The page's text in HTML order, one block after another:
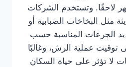
لاحقًا. وتستخدم الشركات
مثل البخاخات الضبابية أو
الجرعات المناسبة حسب
توقيت عملية الرش، وغالبًا
لا تؤثر على حياة السكان